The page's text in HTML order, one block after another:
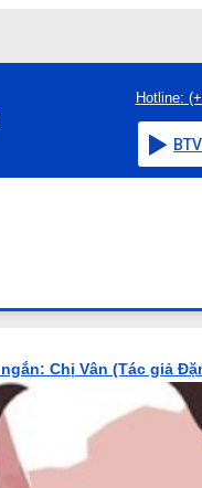
Hotline:
Chị Vân (Tác giả